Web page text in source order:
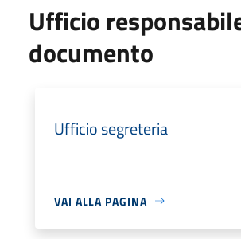
Ufficio
documento
Ufficio segreteria
VAI ALLA PAGINA